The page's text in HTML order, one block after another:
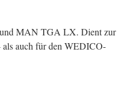
MAN TGA LX. Dient zur
auch für den WEDICO-